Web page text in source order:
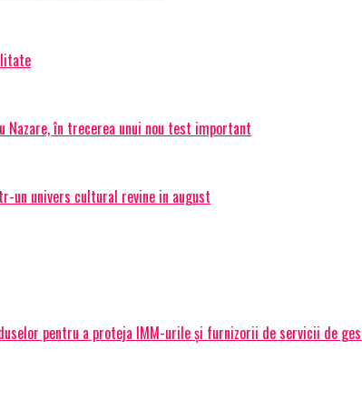
Nazare, în trecerea unui nou test important
un univers cultural revine in august
pentru a proteja IMM-urile și furnizorii de servicii de